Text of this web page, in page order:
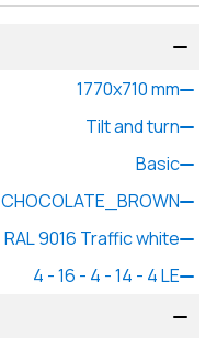
1770x710mm
Tilt and turn
Basic
CHOCOLATE_BROWN
RAL 9016 Traffic white
4 - 16 - 4 - 14 - 4 LE